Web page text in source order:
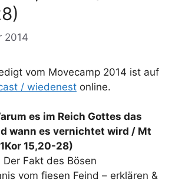
2014
vom Movecamp 2014 ist auf
/ wiedenest online.
es im Reich Gottes das
wann es vernichtet wird / Mt
15,20-28)
Der Fakt des Bösen
vom fiesen Feind – erklären &